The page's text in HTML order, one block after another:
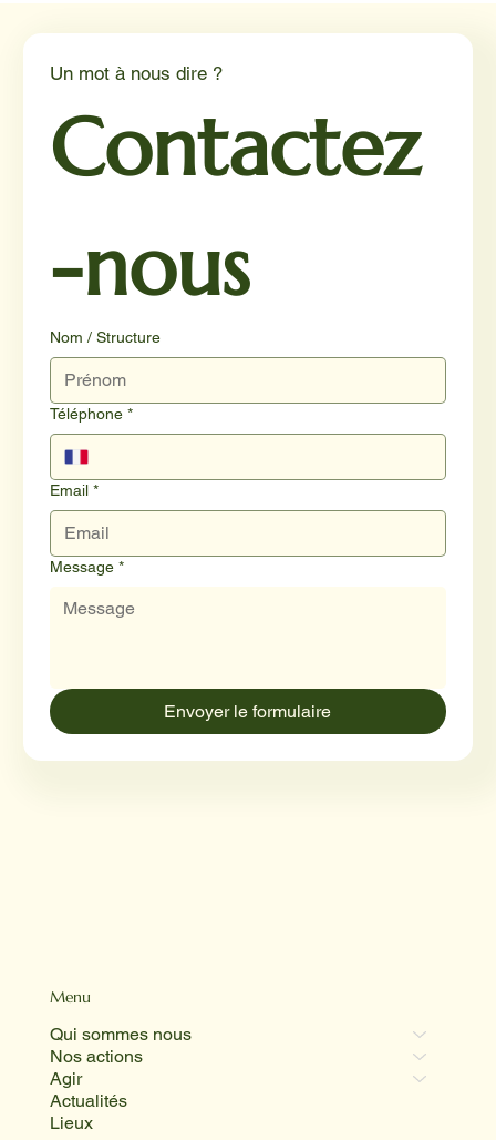
Menu
Qui sommes nous
Nos actions
Agir
Actualités
Lieux
Un mot à nous dire ?
Contactez
-nous
Nom / Structure
Téléphone *
Email *
Message *
Envoyer le formulaire